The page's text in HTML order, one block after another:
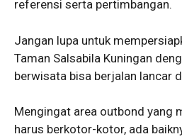
referensi serta pertimbangan.
Jangan lupa untuk
Taman Salsabila Kuningan
berwisata bisa berjalan lancar
Mengingat area outbond yang
harus berkotor-kotor, ada